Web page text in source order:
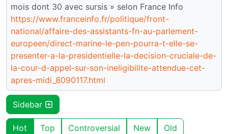
mois dont 30 avec sursis » selon France Info
https://www.franceinfo.fr/politique/front-
national/affaire-des-assistants-fn-au-parlement-
europeen/direct-marine-le-pen-pourra-t-elle-se-
presenter-a-la-presidentielle-la-decision-cruciale-de-
la-cour-d-appel-sur-son-ineligibilite-attendue-cet-
apres-midi_8090117.html
Sidebar
Hot Top Controversial New Old